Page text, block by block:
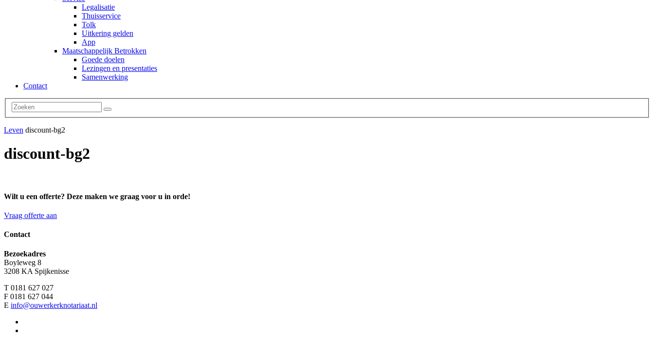
Legalisatie
Thuisservice
Tolk
Uitkering gelden
App
Maatschappelijk Betrokken
Goede doelen
Lezingen en presentaties
Samenwerking
Contact
Leven discount-bg2
discount-bg2
Wilt u een offerte? Deze maken we graag voor u in orde!
Vraag offerte aan
Contact
Bezoekadres
Boyleweg 8
3208 KA Spijkenisse
T 0181 627 027
F 0181 627 044
E info@ouwerkerknotariaat.nl